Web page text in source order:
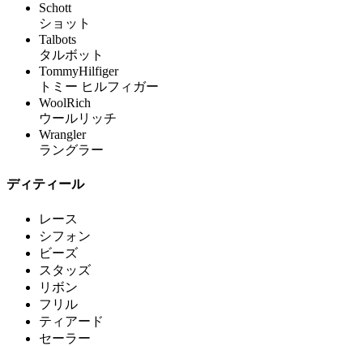
Schott
ショット
Talbots
タルボット
TommyHilfiger
トミー ヒルフィガー
WoolRich
ウールリッチ
Wrangler
ラングラー
ディティール
レース
シフォン
ビーズ
スタッズ
リボン
フリル
ティアード
セーラー